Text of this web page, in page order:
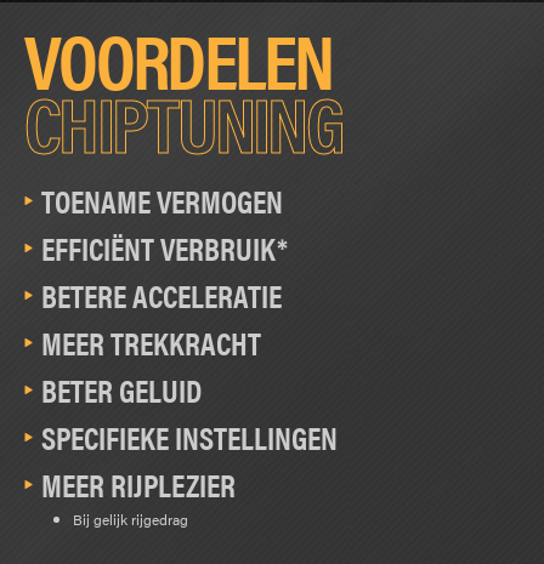
VOORDELEN
CHIPTUNING
TOENAME VERMOGEN
EFFICIËNT VERBRUIK*
BETERE ACCELERATIE
MEER TREKKRACHT
BETER GELUID
SPECIFIEKE INSTELLINGEN
MEER RIJPLEZIER
Bij gelijk rijgedrag